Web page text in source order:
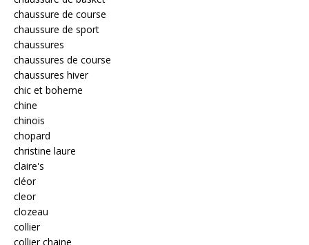
chaussure de course
chaussure de sport
chaussures
chaussures de course
chaussures hiver
chic et boheme
chine
chinois
chopard
christine laure
claire's
cléor
cleor
clozeau
collier
collier chaine